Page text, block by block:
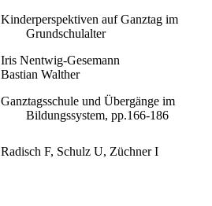
Kinderperspektiven auf Ganztag im
Grundschulalter
Iris Nentwig-Gesemann
Bastian Walther
Ganztagsschule und Übergänge im
Bildungssystem, pp.166-186
Radisch F, Schulz U, Züchner I